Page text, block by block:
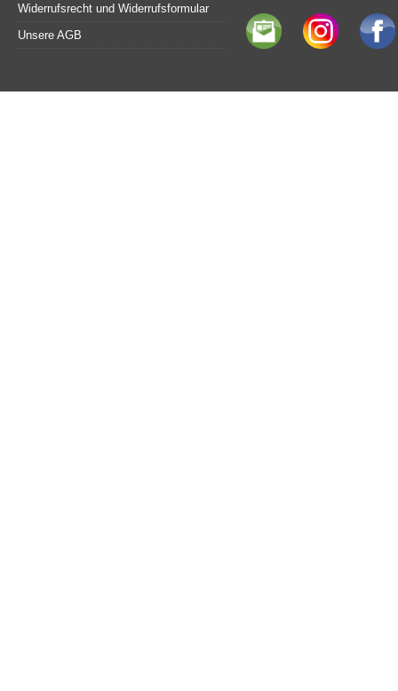
Widerrufsrecht und Widerrufsformular
Unsere AGB